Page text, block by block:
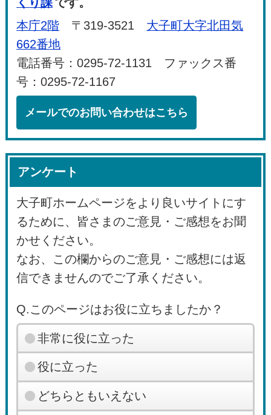
本庁2階 〒319-3521 大子町大字北田気
662番地
電話番号：0295-72-1131 ファックス番
号：0295-72-1167
メールでのお問い合わせはこちら
アンケート
大子町ホームページをより良いサイトにす
るために、皆さまのご意見・ご感想をお聞
かせください。
なお、この欄からのご意見・ご感想には返
信できませんのでご了承ください。
Q.このページはお役に立ちましたか？
非常に役に立った
役に立った
どちらともいえない